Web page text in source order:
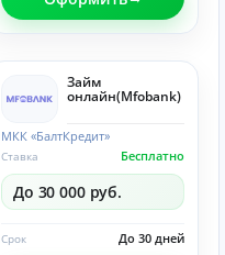
Займ
онлайн(Mfobank)
МКК «БалтКредит»
Бесплатно
Ставка
До 30 000 руб.
До 30 дней
Срок